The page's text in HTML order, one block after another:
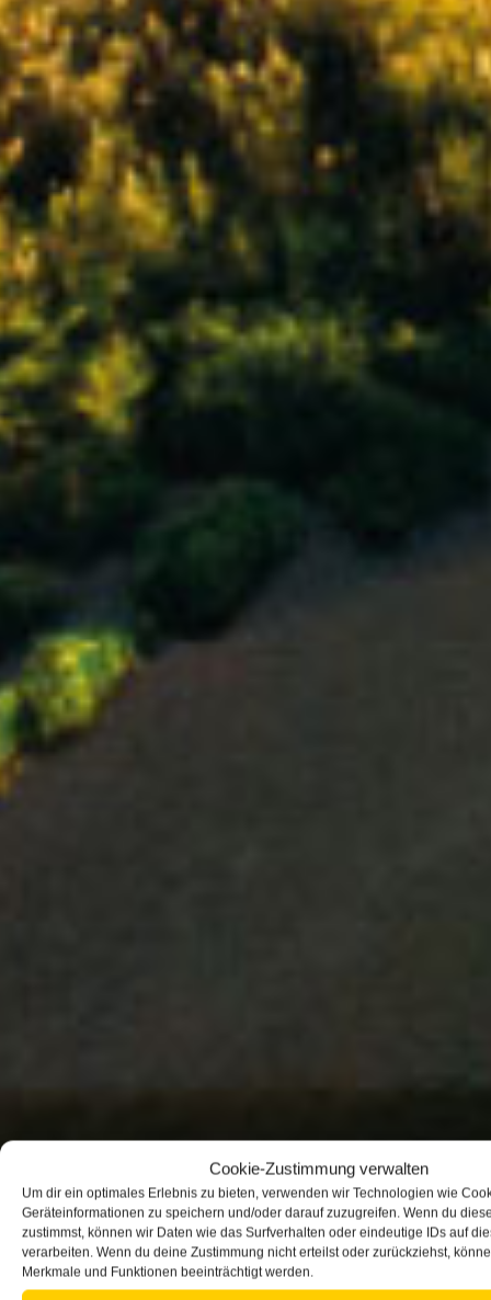
Cookie-Zustimmung verwalten
Um dir ein optimales Erlebnis zu bieten, verwenden wir Technologien wie
Geräteinformationen zu speichern und/oder darauf zuzugreifen. Wenn du
zustimmst, können wir Daten wie das Surfverhalten oder eindeutige IDs auf
verarbeiten. Wenn du deine Zustimmung nicht erteilst oder zurückziehst,
Merkmale und Funktionen beeinträchtigt werden.